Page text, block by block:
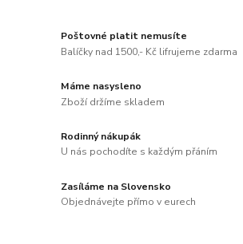
Poštovné platit nemusíte
Balíčky nad 1500,- Kč lifrujeme zdarma
Máme nasysleno
Zboží držíme skladem
Rodinný nákupák
U nás pochodíte s každým přáním
Zasíláme na Slovensko
Objednávejte přímo v eurech